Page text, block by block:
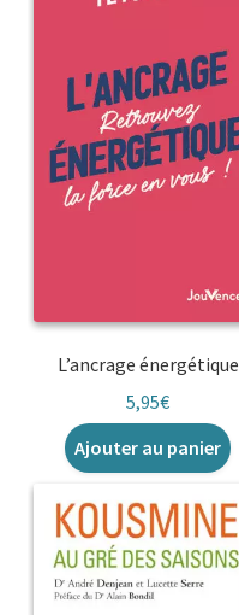
L’ancrage énergétique
5,95€
Ajouter au panier